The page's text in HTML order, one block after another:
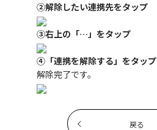
②解除したい連携先をタップ
③右上の「…」をタップ
④「連携を解除する」をタップ
解除完了です。
戻る